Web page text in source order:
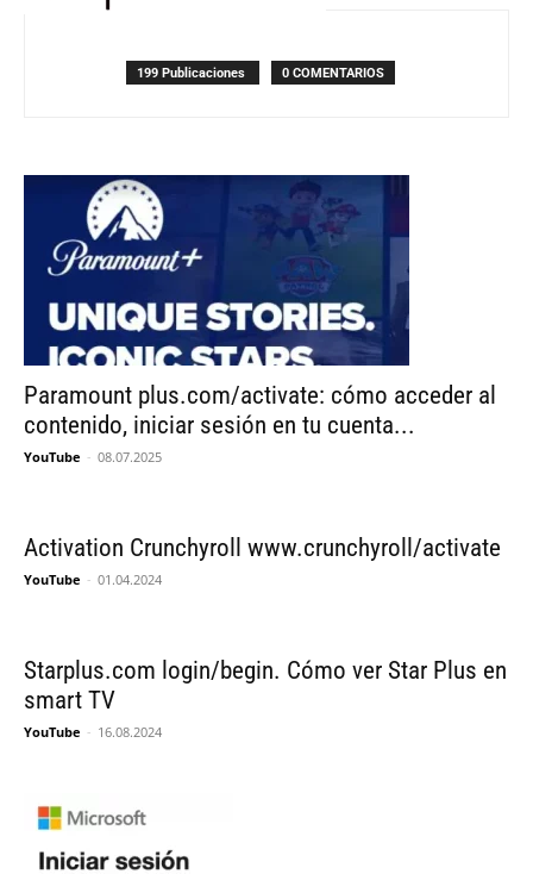
199 Publicaciones 0 COMENTARIOS
Paramount plus.com/activate: cómo acceder al
contenido, iniciar sesión en tu cuenta...
YouTube - 08.07.2025
Activation Crunchyroll www.crunchyroll/activate
YouTube - 01.04.2024
Starplus.com login/begin. Cómo ver Star Plus en
smart TV
YouTube - 16.08.2024